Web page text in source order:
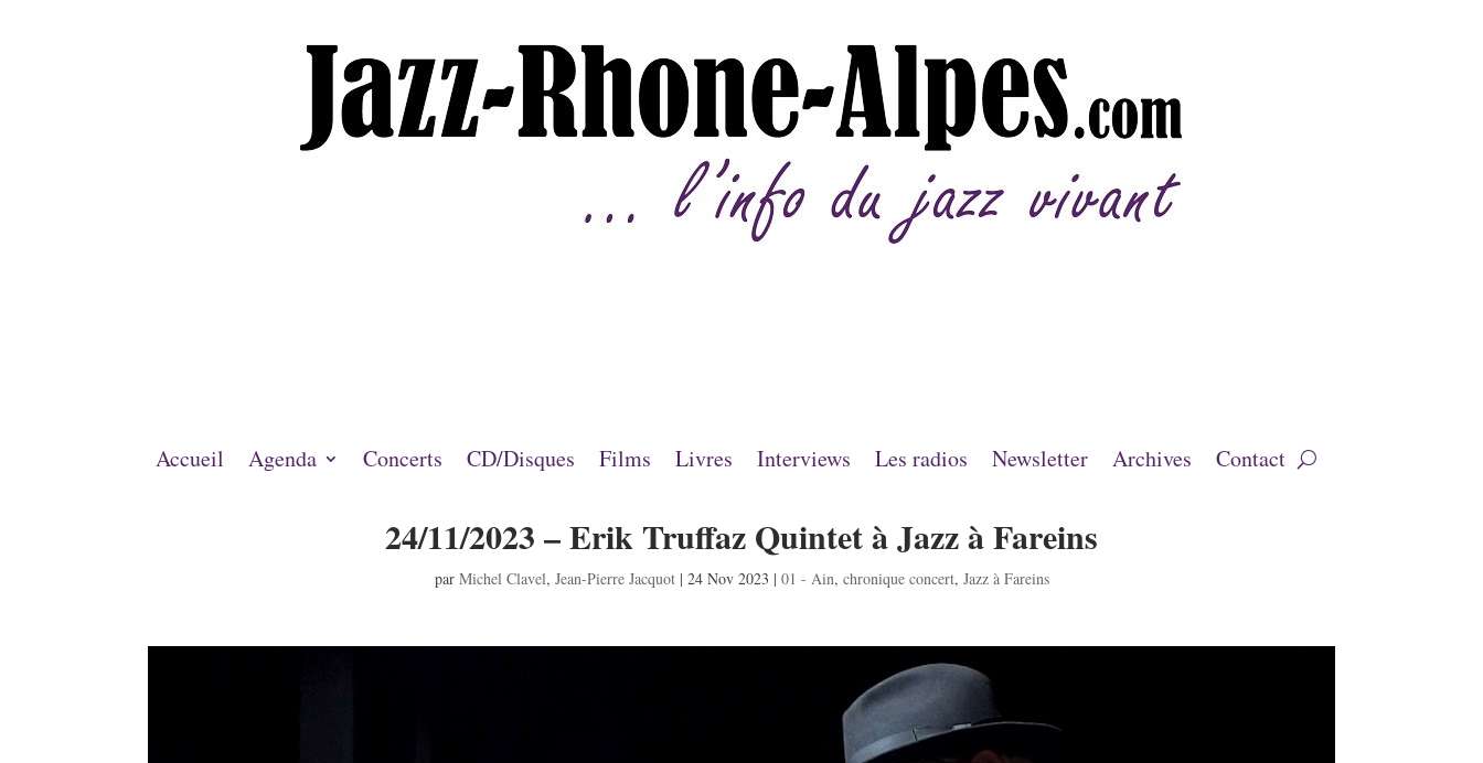
Accueil Agenda Concerts CD/Disques Films Livres Interviews Les radios Newsletter Archives Contact
24/11/2023 – Erik Truffaz Quintet à Jazz à Fareins
par Michel Clavel, Jean-Pierre Jacquot| 24 Nov 2023 | 01 - Ain, chronique concert, Jazz à Fareins